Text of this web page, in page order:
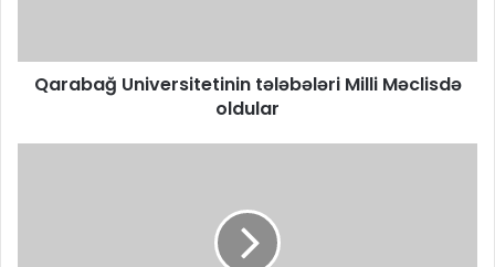
Qarabağ Universitetinin tələbələri Milli Məclisdə
oldular